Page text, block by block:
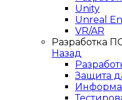
Unity
Unreal
VR/AR
Разработка
Назад
Защита